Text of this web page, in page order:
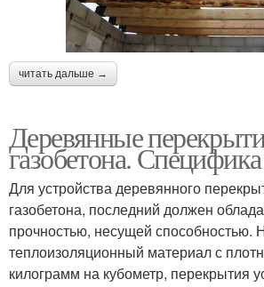
читать дальше →
Деревянные
газобетона.
Для устройства деревянного
газобетона, последний должен
прочностью, несущей способностью.
теплоизоляционный материал с
килограмм на кубометр, перекрытия